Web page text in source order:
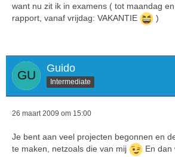
want nu zit ik in examens ( tot maandag
rapport, vanaf vrijdag: VAKANTIE
)
Guido
Intermediate
26 maart 2009 om 15:00
Je bent aan veel projecten begonnen en
te maken, netzoals die van mij
En dan